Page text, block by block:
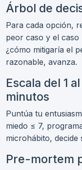
Árbol de
Para cada opción,
peor caso y el caso
¿cómo mitigaría el
razonable, avanza.
Escala del 1
minutos
Puntúa tu
miedo ≤ 7,
microhábito, decide
Pre-mortem